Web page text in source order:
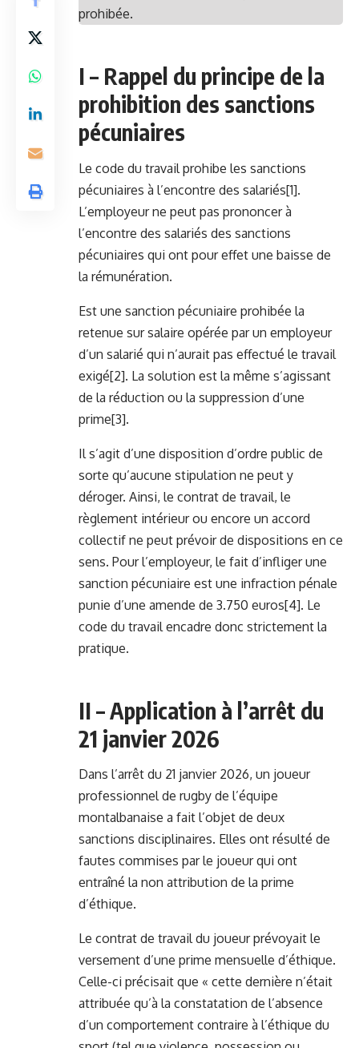
prohibée.
I – Rappel du principe de la
prohibition des sanctions
pécuniaires
Le code du travail prohibe les sanctions
pécuniaires à l’encontre des salariés[1].
L’employeur ne peut pas prononcer à
l’encontre des salariés des sanctions
pécuniaires qui ont pour effet une baisse de
la rémunération.
Est une sanction pécuniaire prohibée la
retenue sur salaire opérée par un employeur
d’un salarié qui n’aurait pas effectué le travail
exigé[2]. La solution est la même s’agissant
de la réduction ou la suppression d’une
prime[3].
Il s’agit d’une disposition d’ordre public de
sorte qu’aucune stipulation ne peut y
déroger. Ainsi, le contrat de travail, le
règlement intérieur ou encore un accord
collectif ne peut prévoir de dispositions en ce
sens. Pour l’employeur, le fait d’infliger une
sanction pécuniaire est une infraction pénale
punie d’une amende de 3.750 euros[4]. Le
code du travail encadre donc strictement la
pratique.
II – Application à l’arrêt du
21 janvier 2026
Dans l’arrêt du 21 janvier 2026, un joueur
professionnel de rugby de l’équipe
montalbanaise a fait l’objet de deux
sanctions disciplinaires. Elles ont résulté de
fautes commises par le joueur qui ont
entraîné la non attribution de la prime
d’éthique.
Le contrat de travail du joueur prévoyait le
versement d’une prime mensuelle d’éthique.
Celle-ci précisait que « cette dernière n’était
attribuée qu’à la constatation de l’absence
d’un comportement contraire à l’éthique du